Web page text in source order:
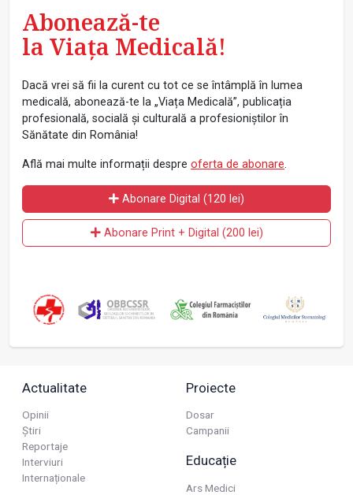
Abonează-te
la Viața Medicală!
Dacă vrei să fii la curent cu tot ce se întâmplă în lumea
medicală, abonează-te la „Viața Medicală”, publicația
profesională, socială și culturală a profesioniștilor în
Sănătate din România!
Află mai multe informații despre oferta de abonare.
Abonare Digital (120 lei)
Abonare Print + Digital (200 lei)
Actualitate
Opinii
Știri
Reportaje
Interviuri
Internaționale
Proiecte
Dosar
Campanii
Educație
Ars Medici